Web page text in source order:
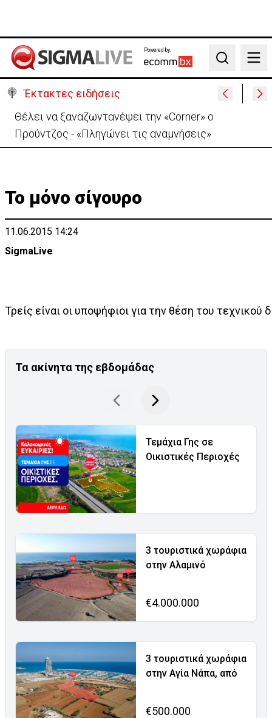
Powered by:
Search
Έκτακτες ειδήσεις
Θέλει να ξαναζωντανέψει την «Corner» o
Προύντζος - «Πληγώνει τις αναμνήσεις»
Το μόνο σίγουρο
11.06.2015 14:24
SigmaLive
Τρείς είναι οι υποψήφιοι για την θέση του
Τα ακίνητα της εβδομάδας
Τεμάχια Γης σε
Οικιστικές Περιοχές
3 τουριστικά χωράφια
στην Αλαμινό
€4.000.000
3 τουριστικά χωράφια
στην Αγία Νάπα, από
€500.000